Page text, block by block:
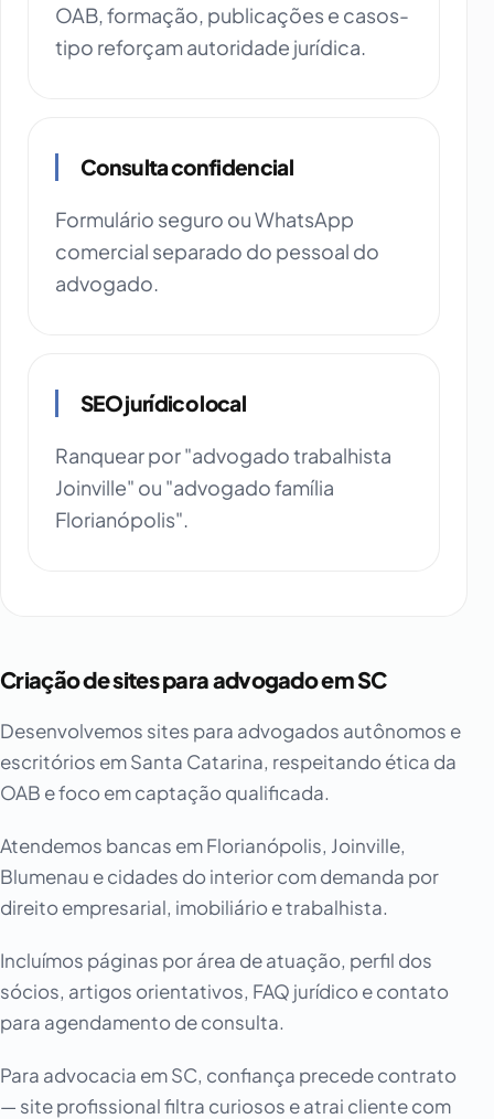
OAB, formação, publicações e casos-
tipo reforçam autoridade jurídica.
Consulta confidencial
Formulário seguro ou WhatsApp
comercial separado do pessoal do
advogado.
SEO jurídico local
Ranquear por "advogado trabalhista
Joinville" ou "advogado família
Florianópolis".
Criação de sites para advogado em SC
Desenvolvemos sites para advogados autônomos e
escritórios em Santa Catarina, respeitando ética da
OAB e foco em captação qualificada.
Atendemos bancas em Florianópolis, Joinville,
Blumenau e cidades do interior com demanda por
direito empresarial, imobiliário e trabalhista.
Incluímos páginas por área de atuação, perfil dos
sócios, artigos orientativos, FAQ jurídico e contato
para agendamento de consulta.
Para advocacia em SC, confiança precede contrato
— site profissional filtra curiosos e atrai cliente com